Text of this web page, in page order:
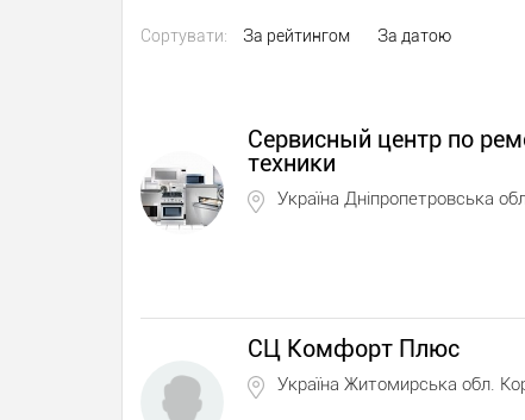
Сортувати: За рейтингом За датою
Сервисный центр по
техники
Україна Дніпропетровська
СЦ Комфорт Плюс
Україна Житомирська обл.